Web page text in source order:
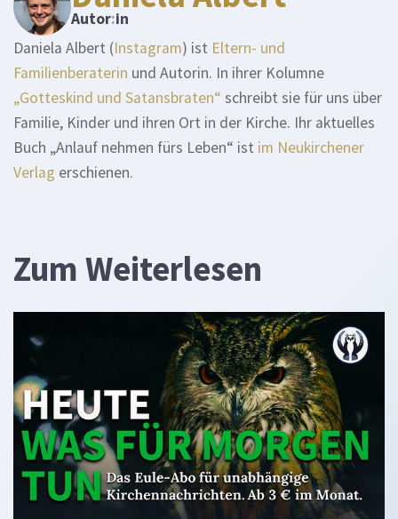
Autor:in
Daniela Albert (Instagram) ist Eltern- und
Familienberaterin und Autorin. In ihrer Kolumne
„Gotteskind und Satansbraten“ schreibt sie für uns über
Familie, Kinder und ihren Ort in der Kirche. Ihr aktuelles
Buch „Anlauf nehmen fürs Leben“ ist im Neukirchener
Verlag erschienen.
Zum Weiterlesen